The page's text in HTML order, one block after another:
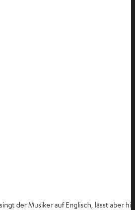
der Musiker auf Englisch, lässt aber